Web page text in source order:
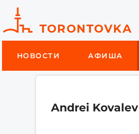
НОВОСТИ АФИША
Andrei Kovalev